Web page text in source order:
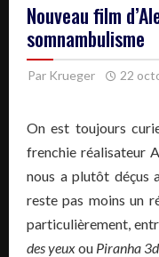
Nouveau film
somnambulisme
Par Krueger 22
On est toujours
frenchie réalisateur
nous a plutôt déçus
reste pas moins un
particulièrement,
des yeuxou Piranha 3d